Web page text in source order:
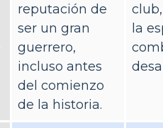
reputación de
ser un gran
guerrero,
incluso antes
del comienzo
de la historia.
la